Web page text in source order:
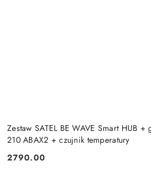
Zestaw SATEL BE WAVE Smart HUB +
210 ABAX2 + czujnik temperatury
Cena:
2790.00